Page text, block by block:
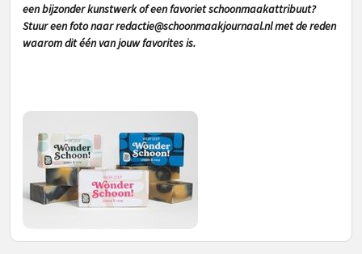
een bijzonder kunstwerk of een favoriet schoonmaakattribuut?
Stuur een foto naarredactie@schoonmaakjournaal.nlmet de reden
waarom dit één van jouw favorites is.